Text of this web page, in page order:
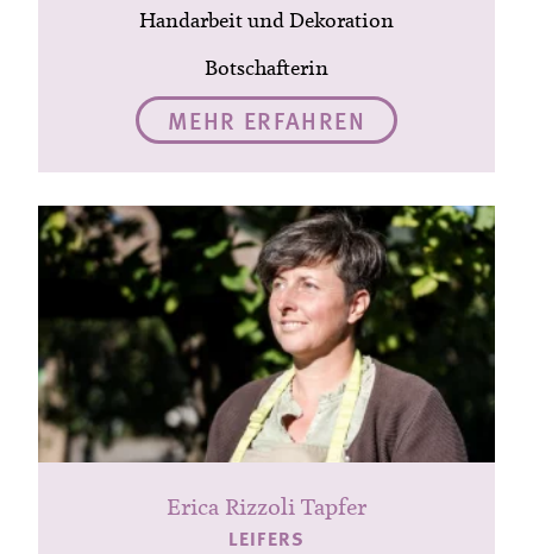
Handarbeit und Dekoration
Botschafterin
MEHR ERFAHREN
Erica Rizzoli Tapfer
LEIFERS